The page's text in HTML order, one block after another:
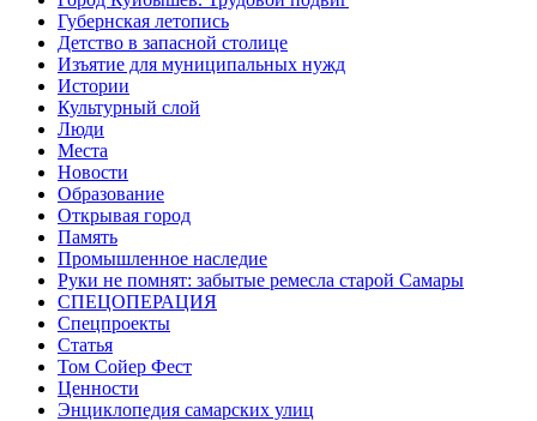
Губернская летопись
Детство в запасной столице
Изъятие для муниципальных нужд
Истории
Культурный слой
Люди
Места
Новости
Образование
Открывая город
Память
Промышленное наследие
Руки не помнят: забытые ремесла старой Самары
СПЕЦОПЕРАЦИЯ
Спецпроекты
Статья
Том Сойер Фест
Ценности
Энциклопедия самарских улиц